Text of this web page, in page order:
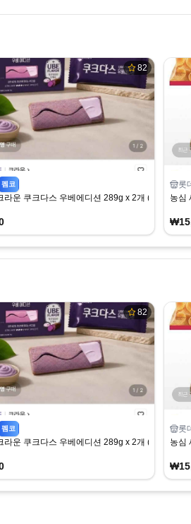
82
펨코
라운 쿠크다스 우베에디션 289g x 2개 (10,740원)
롯
농심
82
펨코
라운 쿠크다스 우베에디션 289g x 2개 (10,740원)
롯
농심